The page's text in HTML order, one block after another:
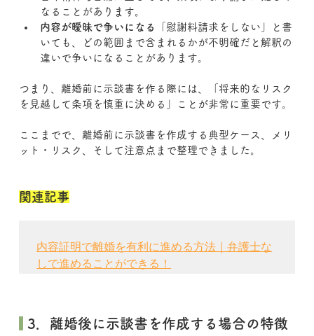
なることがあります。
内容が曖昧で争いになる
「慰謝料請求をしない」と書
いても、どの範囲まで含まれるかが不明確だと解釈の
違いで争いになることがあります。
つまり、離婚前に示談書を作る際には、「将来的なリスク
を見越して条項を慎重に決める」ことが非常に重要です。
ここまでで、離婚前に示談書を作成する典型ケース、メリ
ット・リスク、そして注意点まで整理できました。
関連記事
内容証明で離婚を有利に進める方法｜弁護士な
しで進めることができる！
3．離婚後に示談書を作成する場合の特徴